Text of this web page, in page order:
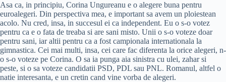
Asa ca, in principiu, Corina Ungureanu e o alegere buna pentru
euroalegeri. Din perspectiva mea, e important sa avem un ploiestean
acolo. Nu cred, insa, in succesul ei ca independent. Eu o s-o votez
pentru ca e o fata de treaba si are sani misto. Unii o s-o voteze doar
pentru sani, iar altii pentru ca a fost campionala internationala la
gimnastica. Cei mai multi, insa, cei care fac diferenta la orice alegeri, n-
o s-o voteze pe Corina. O sa ia punga aia sinistra cu ulei, zahar si
peste, si o sa voteze candidatii PSD, PDL sau PNL. Romanul, altfel o
natie interesanta, e un cretin cand vine vorba de alegeri.